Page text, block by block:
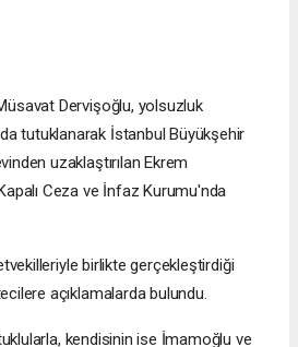
Dervişoğlu, yolsuzluk
tutuklanarak İstanbul Büyükşehir
uzaklaştırılan Ekrem
Ceza ve İnfaz Kurumu'nda
birlikte gerçekleştirdiği
açıklamalarda bulundu.
kendisinin ise İmamoğlu ve